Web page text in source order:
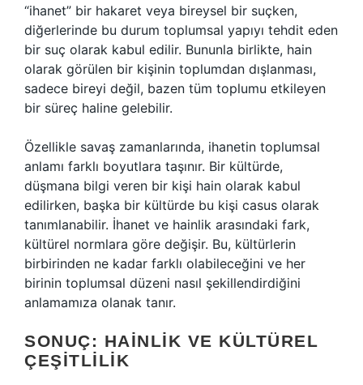
“ihanet” bir hakaret veya bireysel bir suçken,
diğerlerinde bu durum toplumsal yapıyı tehdit eden
bir suç olarak kabul edilir. Bununla birlikte, hain
olarak görülen bir kişinin toplumdan dışlanması,
sadece bireyi değil, bazen tüm toplumu etkileyen
bir süreç haline gelebilir.
Özellikle savaş zamanlarında, ihanetin toplumsal
anlamı farklı boyutlara taşınır. Bir kültürde,
düşmana bilgi veren bir kişi hain olarak kabul
edilirken, başka bir kültürde bu kişi casus olarak
tanımlanabilir. İhanet ve hainlik arasındaki fark,
kültürel normlara göre değişir. Bu, kültürlerin
birbirinden ne kadar farklı olabileceğini ve her
birinin toplumsal düzeni nasıl şekillendirdiğini
anlamamıza olanak tanır.
SONUÇ: HAINLIK VE KÜLTÜREL
ÇEŞITLILIK